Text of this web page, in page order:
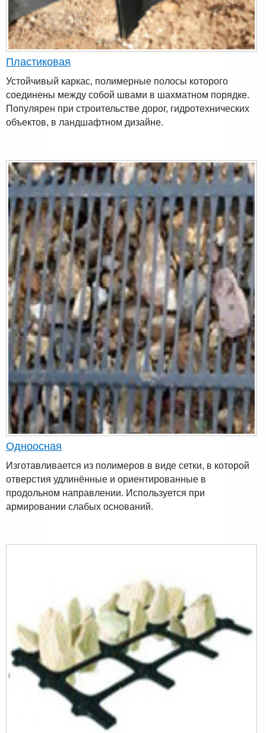
Пластиковая
Устойчивый каркас, полимерные полосы которого
соединены между собой швами в шахматном порядке.
Популярен при строительстве дорог, гидротехнических
объектов, в ландшафтном дизайне.
Одноосная
Изготавливается из полимеров в виде сетки, в которой
отверстия удлинённые и ориентированные в
продольном направлении. Используется при
армировании слабых оснований.